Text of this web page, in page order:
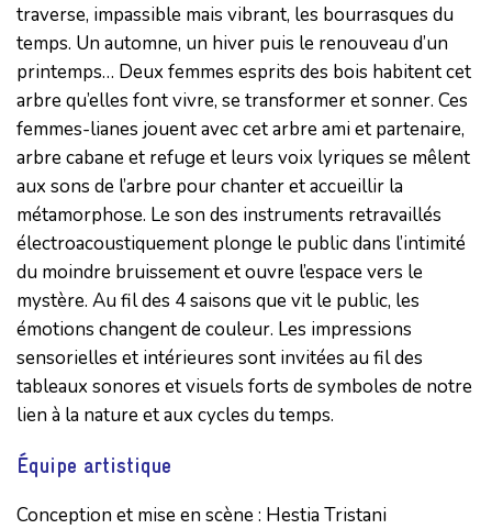
traverse, impassible mais vibrant, les bourrasques du
temps. Un automne, un hiver puis le renouveau d’un
printemps… Deux femmes esprits des bois habitent cet
arbre qu’elles font vivre, se transformer et sonner. Ces
femmes-lianes jouent avec cet arbre ami et partenaire,
arbre cabane et refuge et leurs voix lyriques se mêlent
aux sons de l’arbre pour chanter et accueillir la
métamorphose. Le son des instruments retravaillés
électroacoustiquement plonge le public dans l’intimité
du moindre bruissement et ouvre l’espace vers le
mystère. Au fil des 4 saisons que vit le public, les
émotions changent de couleur. Les impressions
sensorielles et intérieures sont invitées au fil des
tableaux sonores et visuels forts de symboles de notre
lien à la nature et aux cycles du temps.
Équipe artistique
Conception et mise en scène : Hestia Tristani